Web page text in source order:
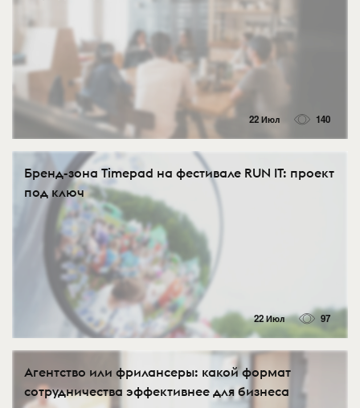
22 Июл 140
Бренд-зона Timepad на фестивале RUN IT: проект
под ключ
22 Июл 97
Агентство или фрилансеры: какой формат
сотрудничества эффективнее для бизнеса